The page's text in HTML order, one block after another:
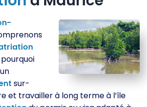
pourquoi
sur-
et travailler à long terme à l’île